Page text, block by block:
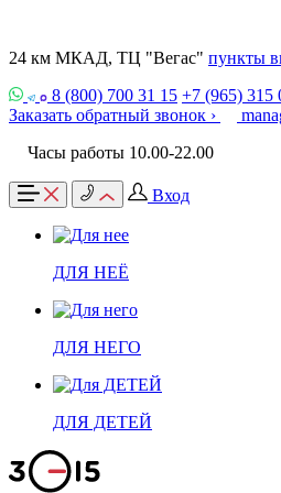
24 км МКАД, ТЦ "Вегас" пункты
8 (800) 700 31 15 +7 (965) 315
Заказать обратный звонок ›
Часы работы 10.00-22.00
Вход
ДЛЯ НЕЁ
ДЛЯ НЕГО
ДЛЯ ДЕТЕЙ